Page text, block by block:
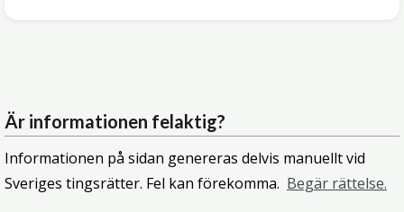
Är informationen felaktig?
Informationen på sidan genereras delvis manuellt vid
Sveriges tingsrätter. Fel kan förekomma. Begär rättelse.